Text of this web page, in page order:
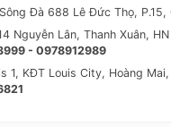
Đà 688 Lê Đức Thọ, P.15,
Nguyễn Lân, Thanh Xuân, HN
- 0978912989
1, KĐT Louis City, Hoàng Mai,